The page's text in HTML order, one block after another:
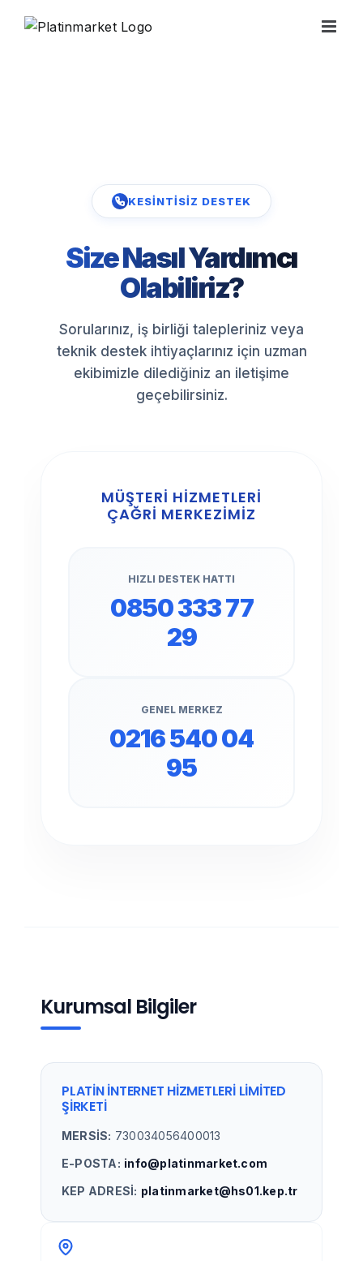
KESİNTİSİZ DESTEK
Size Nasıl Yardımcı
Olabiliriz?
Sorularınız, iş birliği talepleriniz veya
teknik destek ihtiyaçlarınız için uzman
ekibimizle dilediğiniz an iletişime
geçebilirsiniz.
MÜŞTERİ HİZMETLERİ
ÇAĞRİ MERKEZİMİZ
HIZLI DESTEK HATTI
0850 333 77
29
GENEL MERKEZ
0216 540 04
95
Kurumsal Bilgiler
PLATIN İNTERNET HIZMETLERI LIMITED
ŞIRKETI
MERSİS: 730034056400013
E-POSTA: info@platinmarket.com
KEP ADRESİ: platinmarket@hs01.kep.tr